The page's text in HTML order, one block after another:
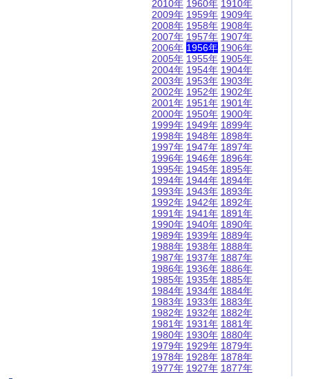
2010年
2009年
2008年
2007年
2006年
2005年
2004年
2003年
2002年
2001年
2000年
1999年
1998年
1997年
1996年
1995年
1994年
1993年
1992年
1991年
1990年
1989年
1988年
1987年
1986年
1985年
1984年
1983年
1982年
1981年
1980年
1979年
1978年
1977年
1960年
1959年
1958年
1957年
1956年
1955年
1954年
1953年
1952年
1951年
1950年
1949年
1948年
1947年
1946年
1945年
1944年
1943年
1942年
1941年
1940年
1939年
1938年
1937年
1936年
1935年
1934年
1933年
1932年
1931年
1930年
1929年
1928年
1927年
1910年
1909年
1908年
1907年
1906年
1905年
1904年
1903年
1902年
1901年
1900年
1899年
1898年
1897年
1896年
1895年
1894年
1893年
1892年
1891年
1890年
1889年
1888年
1887年
1886年
1885年
1884年
1883年
1882年
1881年
1880年
1879年
1878年
1877年